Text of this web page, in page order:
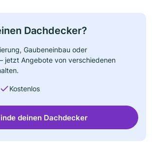
Dachdecker?
Gaubeneinbau oder
jetzt Angebote von verschiedenen
Kostenlos
deinen Dachdecker